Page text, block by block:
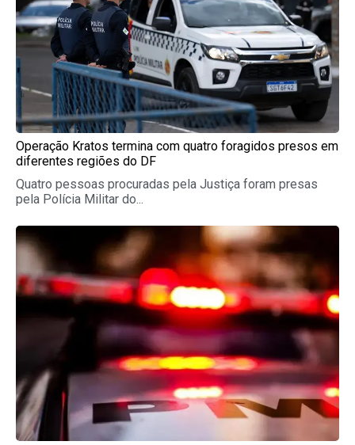
Operação Kratos termina com quatro foragidos presos em
diferentes regiões do DF
Quatro pessoas procuradas pela Justiça foram presas
pela Polícia Militar do...